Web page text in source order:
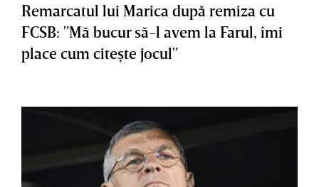
Remarcatul lui Marica după remiza cu
FCSB: "Mă bucur să-l avem la Farul, îmi
place cum citeşte jocul"